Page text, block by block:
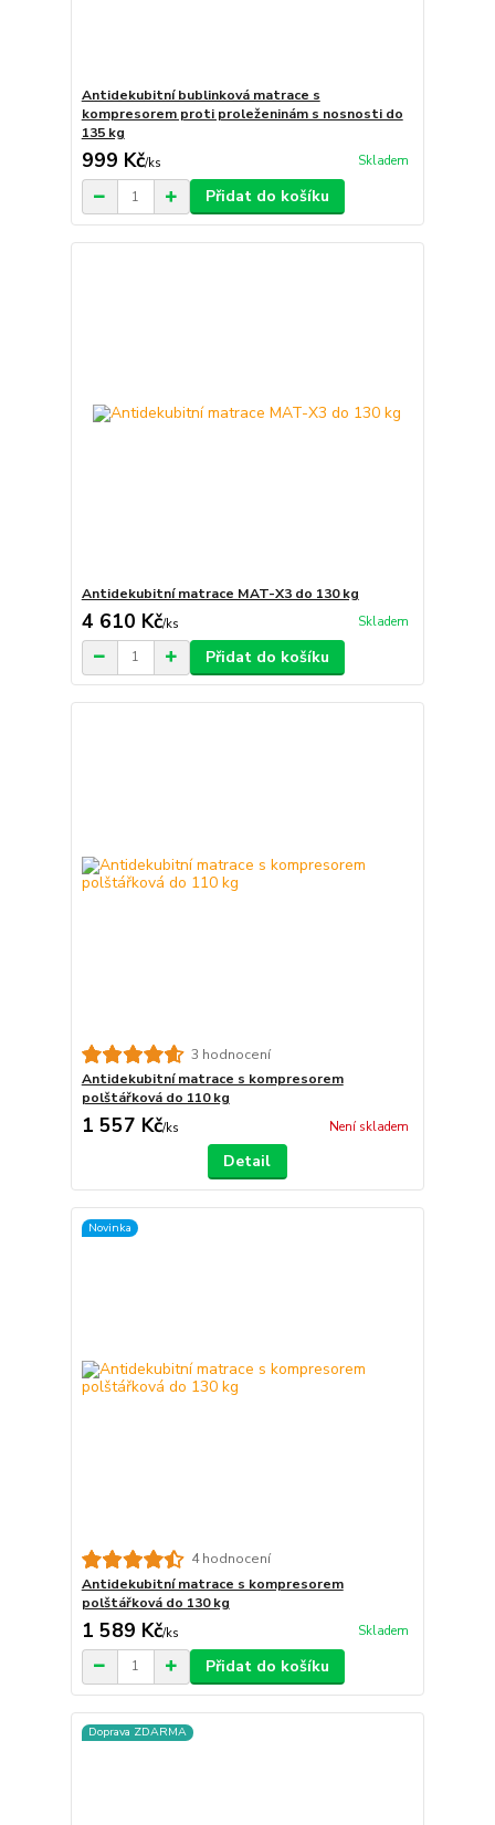
Antidekubitní bublinková matrace s
kompresorem proti proleženinám s nosnosti do
135 kg
999 Kč/ks Skladem
Přidat do košíku
Antidekubitní matrace MAT-X3 do 130 kg
4 610 Kč/ks Skladem
Přidat do košíku
3 hodnocení
Antidekubitní matrace s kompresorem
polštářková do 110 kg
1 557 Kč/ks Není skladem
Detail
Novinka
4 hodnocení
Antidekubitní matrace s kompresorem
polštářková do 130 kg
1 589 Kč/ks Skladem
Přidat do košíku
Doprava ZDARMA